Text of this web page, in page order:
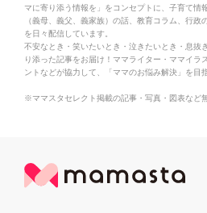
マに寄り添う情報を」をコンセプトに、子育て情
（義母、義父、義家族）の話、教育コラム、行
を日々配信しています。
不安なとき・笑いたいとき・泣きたいとき・息抜
り添った記事をお届け！ママライター・ママイラ
ントなどが協力して、「ママのお悩み解決」を目
※ママスタセレクト掲載の記事・写真・図表など